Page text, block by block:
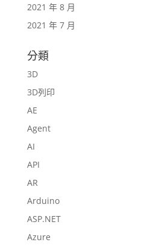
2021 年 8 月
2021 年 7 月
分類
3D
3D列印
AE
Agent
AI
API
AR
Arduino
ASP.NET
Azure